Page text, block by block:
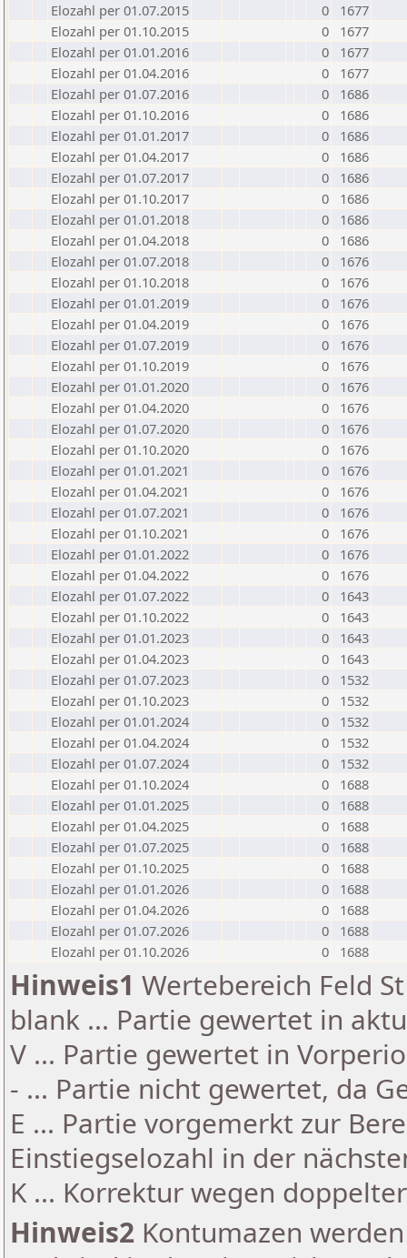
Elozahl per 01.07.2015
0
1677
Elozahl per 01.10.2015
0
1677
Elozahl per 01.01.2016
0
1677
Elozahl per 01.04.2016
0
1677
Elozahl per 01.07.2016
0
1686
Elozahl per 01.10.2016
0
1686
Elozahl per 01.01.2017
0
1686
Elozahl per 01.04.2017
0
1686
Elozahl per 01.07.2017
0
1686
Elozahl per 01.10.2017
0
1686
Elozahl per 01.01.2018
0
1686
Elozahl per 01.04.2018
0
1686
Elozahl per 01.07.2018
0
1676
Elozahl per 01.10.2018
0
1676
Elozahl per 01.01.2019
0
1676
Elozahl per 01.04.2019
0
1676
Elozahl per 01.07.2019
0
1676
Elozahl per 01.10.2019
0
1676
Elozahl per 01.01.2020
0
1676
Elozahl per 01.04.2020
0
1676
Elozahl per 01.07.2020
0
1676
Elozahl per 01.10.2020
0
1676
Elozahl per 01.01.2021
0
1676
Elozahl per 01.04.2021
0
1676
Elozahl per 01.07.2021
0
1676
Elozahl per 01.10.2021
0
1676
Elozahl per 01.01.2022
0
1676
Elozahl per 01.04.2022
0
1676
Elozahl per 01.07.2022
0
1643
Elozahl per 01.10.2022
0
1643
Elozahl per 01.01.2023
0
1643
Elozahl per 01.04.2023
0
1643
Elozahl per 01.07.2023
0
1532
Elozahl per 01.10.2023
0
1532
Elozahl per 01.01.2024
0
1532
Elozahl per 01.04.2024
0
1532
Elozahl per 01.07.2024
0
1532
Elozahl per 01.10.2024
0
1688
Elozahl per 01.01.2025
0
1688
Elozahl per 01.04.2025
0
1688
Elozahl per 01.07.2025
0
1688
Elozahl per 01.10.2025
0
1688
Elozahl per 01.01.2026
0
1688
Elozahl per 01.04.2026
0
1688
Elozahl per 01.07.2026
0
1688
Elozahl per 01.10.2026
0 1688
Hinweis1 Wertebereich Feld
blank ... Partie gewertet in
V ... Partie gewertet in
- ... Partie nicht gewertet, da
E ... Partie vorgemerkt zur
Einstiegselozahl in der
K ... Korrektur wegen
Hinweis2 Kontumazen